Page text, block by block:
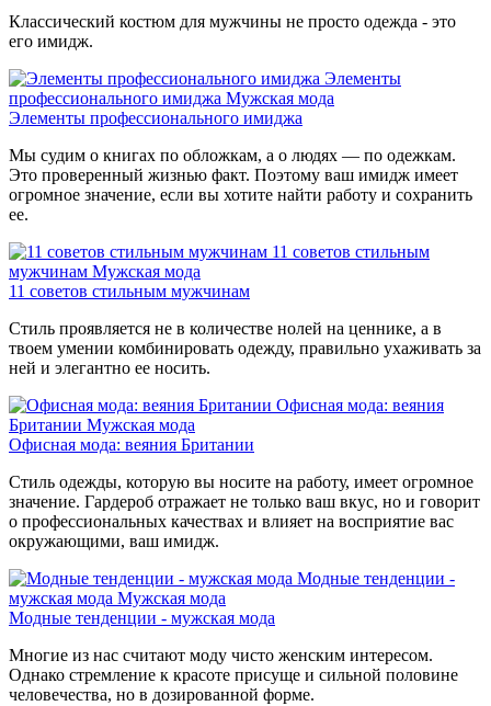
Классический костюм для мужчины не просто одежда - это
его имидж.
Элементы
профессионального имиджа Мужская мода
Элементы профессионального имиджа
Мы судим о книгах по обложкам, а о людях — по одежкам.
Это проверенный жизнью факт. Поэтому ваш имидж имеет
огромное значение, если вы хотите найти работу и сохранить
ее.
11 советов стильным
мужчинам Мужская мода
11 советов стильным мужчинам
Стиль проявляется не в количестве нолей на ценнике, а в
твоем умении комбинировать одежду, правильно ухаживать за
ней и элегантно ее носить.
Офисная мода: веяния
Британии Мужская мода
Офисная мода: веяния Британии
Стиль одежды, которую вы носите на работу, имеет огромное
значение. Гардероб отражает не только ваш вкус, но и говорит
о профессиональных качествах и влияет на восприятие вас
окружающими, ваш имидж.
Модные тенденции -
мужская мода Мужская мода
Модные тенденции - мужская мода
Многие из нас считают моду чисто женским интересом.
Однако стремление к красоте присуще и сильной половине
человечества, но в дозированной форме.